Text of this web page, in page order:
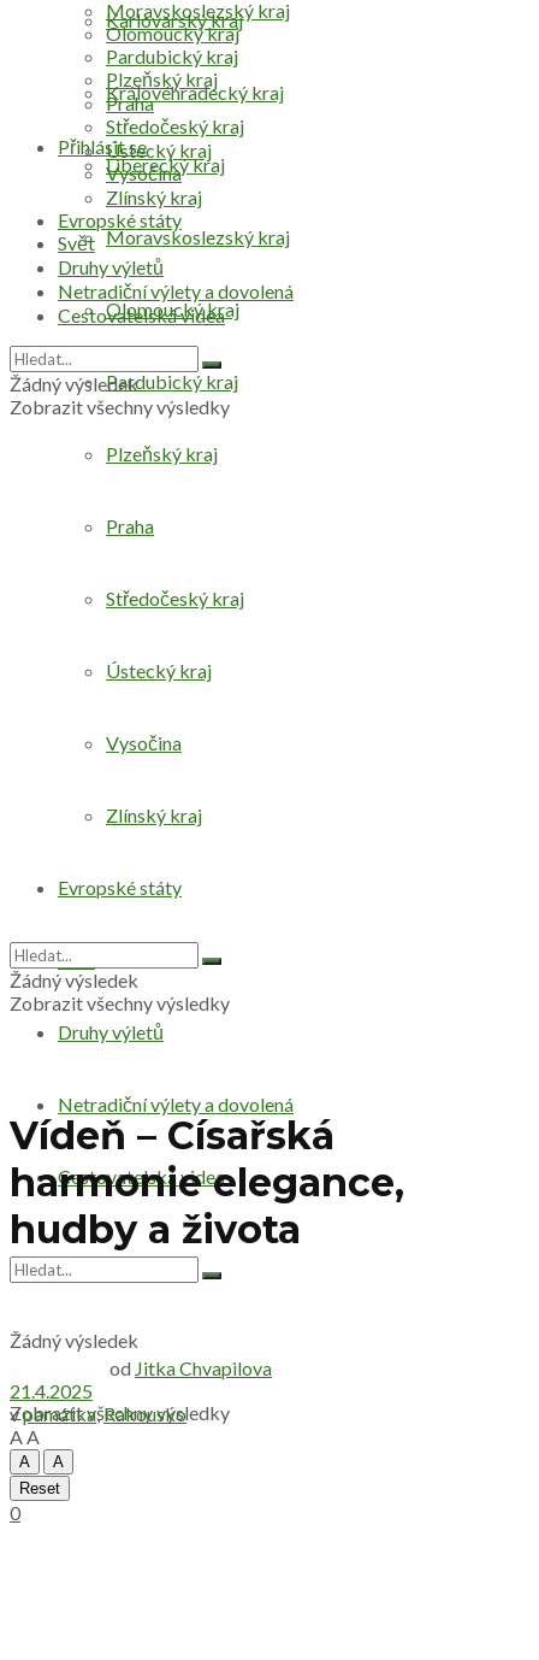
Přihlásit se
Karlovarský kraj
Královéhradecký kraj
Liberecký kraj
Moravskoslezský kraj
Olomoucký kraj
Pardubický kraj
Plzeňský kraj
Praha
Středočeský kraj
Ústecký kraj
Vysočina
Zlínský kraj
Evropské státy
Svět
Druhy výletů
Netradiční výlety a dovolená
Cestovatelská videa
Žádný výsledek
Zobrazit všechny výsledky
Moravskoslezský kraj
Olomoucký kraj
Pardubický kraj
Plzeňský kraj
Praha
Středočeský kraj
Ústecký kraj
Vysočina
Zlínský kraj
Evropské státy
Svět
Druhy výletů
Netradiční výlety a dovolená
Cestovatelská videa
Žádný výsledek
Zobrazit všechny výsledky
Žádný výsledek
Zobrazit všechny výsledky
Vídeň – Císařská
harmonie elegance,
hudby a života
od Jitka Chvapilova
21.4.2025
vpamátka,Rakousko
AA
A
A
Reset
0